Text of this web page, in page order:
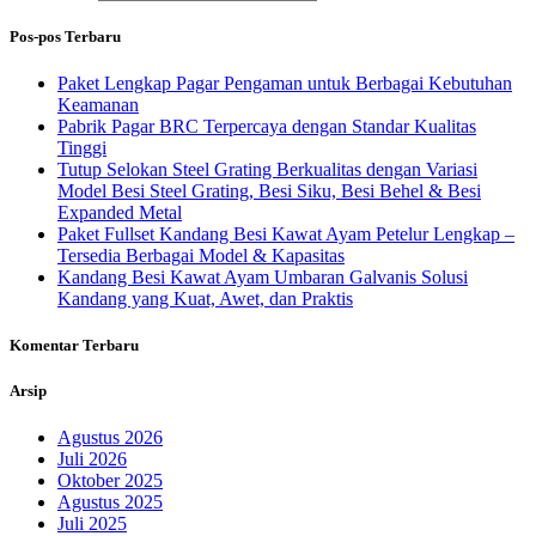
Pos-pos Terbaru
Paket Lengkap Pagar Pengaman untuk Berbagai Kebutuhan
Keamanan
Pabrik Pagar BRC Terpercaya dengan Standar Kualitas
Tinggi
Tutup Selokan Steel Grating Berkualitas dengan Variasi
Model Besi Steel Grating, Besi Siku, Besi Behel & Besi
Expanded Metal
Paket Fullset Kandang Besi Kawat Ayam Petelur Lengkap –
Tersedia Berbagai Model & Kapasitas
Kandang Besi Kawat Ayam Umbaran Galvanis Solusi
Kandang yang Kuat, Awet, dan Praktis
Komentar Terbaru
Arsip
Agustus 2026
Juli 2026
Oktober 2025
Agustus 2025
Juli 2025